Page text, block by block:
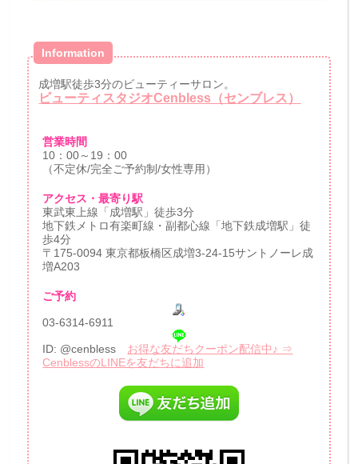
Information
成増駅徒歩3分のビューティーサロン。
ビューティスタジオCenbless（センブレス）
営業時間
10：00～19：00
（不定休/完全ご予約制/女性専用）
アクセス・最寄り駅
東武東上線「成増駅」徒歩3分
地下鉄メトロ有楽町線・副都心線「地下鉄成増駅」徒
歩4分
〒175-0094 東京都板橋区成増3-24-15サントノーレ成
増A203
ご予約
03-6314-6911
ID: @cenbless お得な友だちクーポン配信中♪ ⇒
CenblessのLINEを友だちに追加